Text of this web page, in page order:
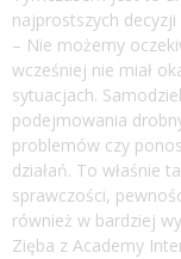
najprostszych decyzji
– Nie możemy
wcześniej nie miał
sytuacjach.
podejmowania
problemów czy
działań. To właśnie
sprawczości,
również w bardziej
Zięba z Academy